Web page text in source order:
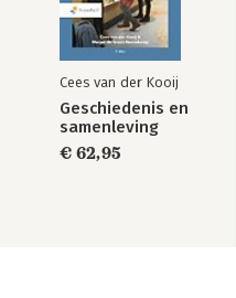
Cees van der Kooij
Geschiedenis en
samenleving
€ 62,95